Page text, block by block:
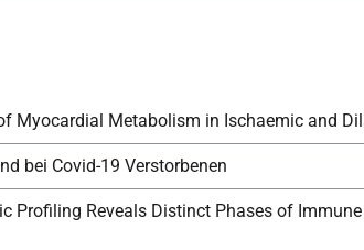
Myocardial Metabolism in Ischaemic and
bei Covid-19 Verstorbenen
Profiling Reveals Distinct Phases of